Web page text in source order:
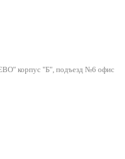
корпус "Б", подъезд №6 офис